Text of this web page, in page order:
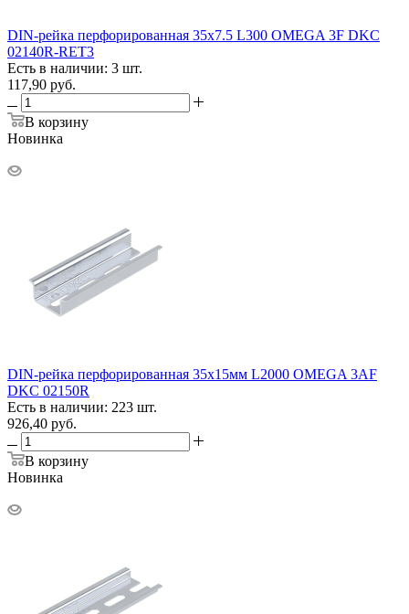
DIN-рейка перфорированная 35х7.5 L300 OMEGA 3F DKC
02140R-RET3
Есть в наличии: 3 шт.
117,90 руб.
В корзину
Новинка
DIN-рейка перфорированная 35х15мм L2000 OMEGA 3AF
DKC 02150R
Есть в наличии: 223 шт.
926,40 руб.
В корзину
Новинка